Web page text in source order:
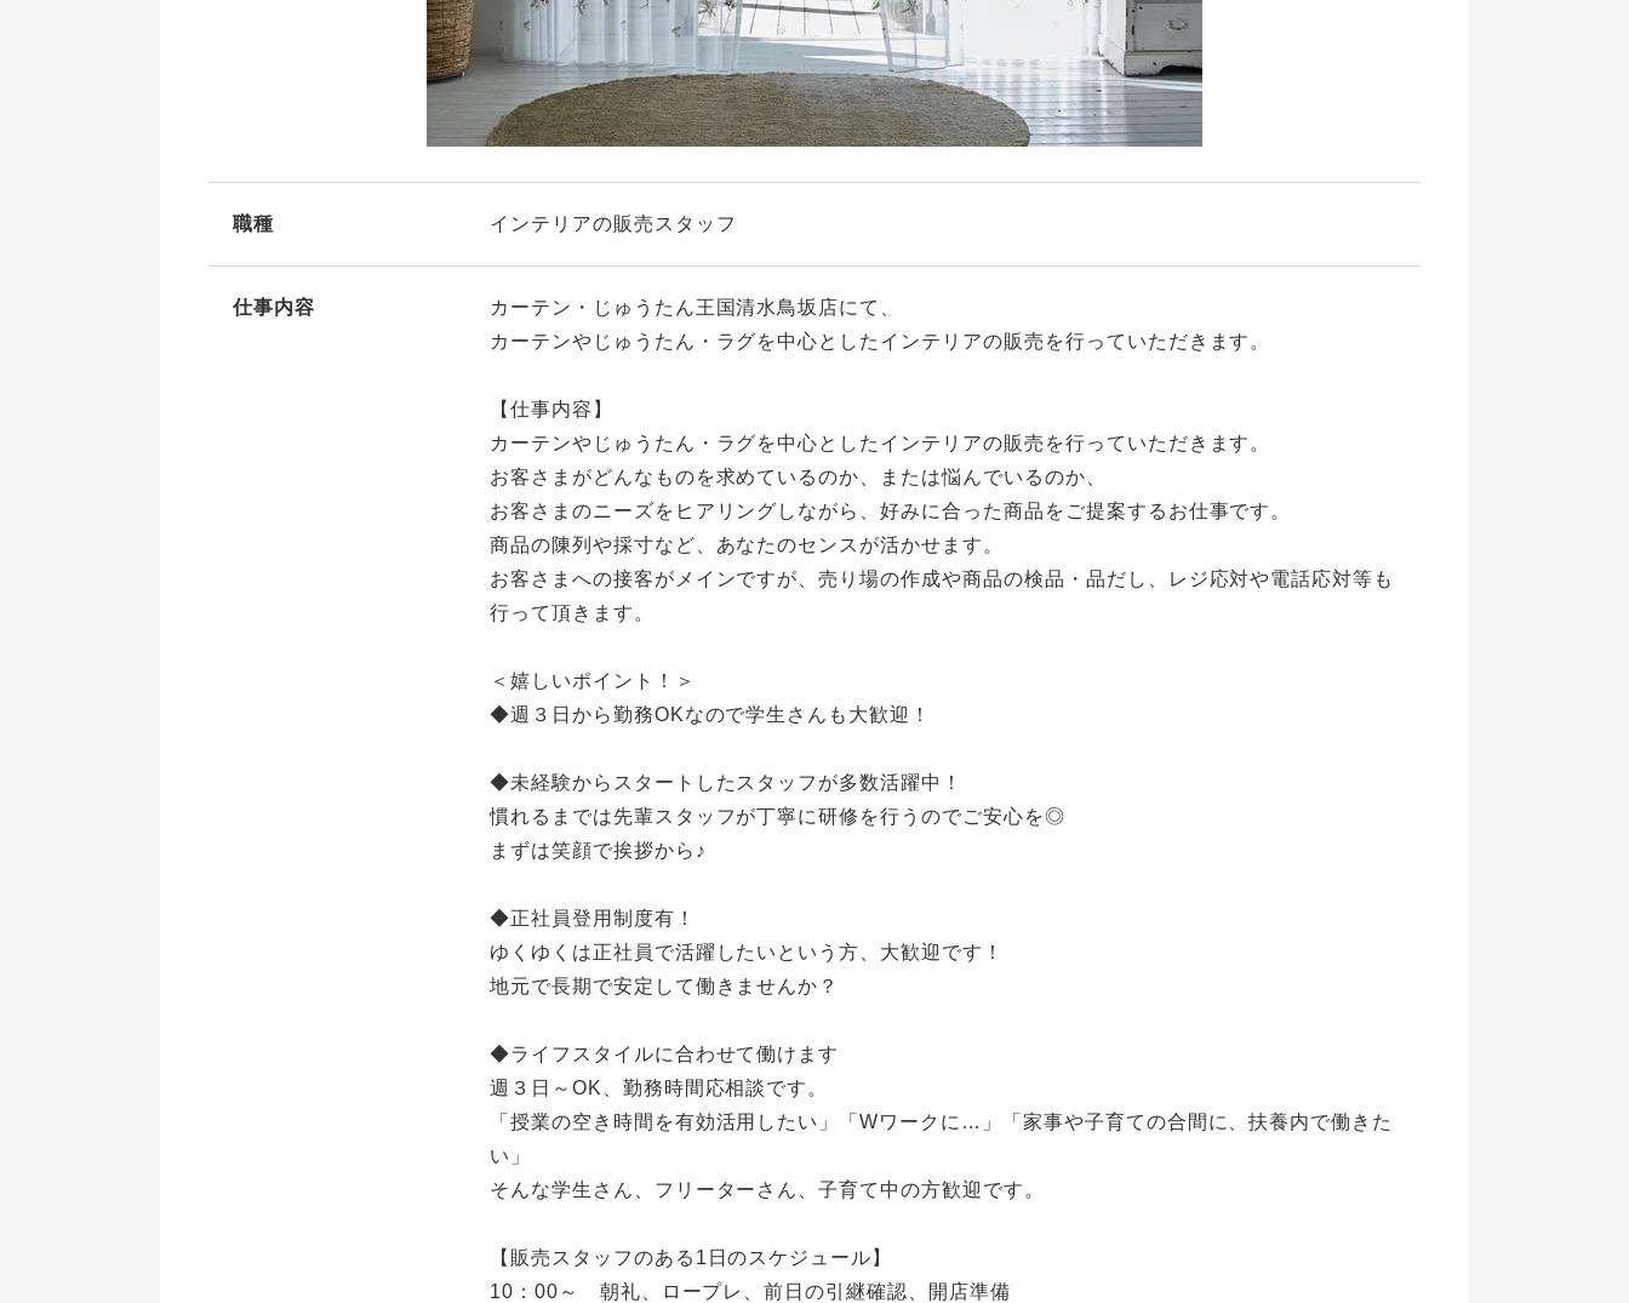
職種 インテリアの販売スタッフ
仕事内容
カーテン・じゅうたん王国清水鳥坂店にて、
カーテンやじゅうたん・ラグを中心としたインテリアの販売を行っていただきます。
【仕事内容】
カーテンやじゅうたん・ラグを中心としたインテリアの販売を行っていただきます。
お客さまがどんなものを求めているのか、または悩んでいるのか、
お客さまのニーズをヒアリングしながら、好みに合った商品をご提案するお仕事です。
商品の陳列や採寸など、あなたのセンスが活かせます。
お客さまへの接客がメインですが、売り場の作成や商品の検品・品だし、レジ応対や電話応対等も
行って頂きます。
＜嬉しいポイント！＞
◆週３日から勤務OKなので学生さんも大歓迎！
◆未経験からスタートしたスタッフが多数活躍中！
慣れるまでは先輩スタッフが丁寧に研修を行うのでご安心を◎
まずは笑顔で挨拶から♪
◆正社員登用制度有！
ゆくゆくは正社員で活躍したいという方、大歓迎です！
地元で長期で安定して働きませんか？
◆ライフスタイルに合わせて働けます
週３日～OK、勤務時間応相談です。
「授業の空き時間を有効活用したい」「Wワークに…」「家事や子育ての合間に、扶養内で働きた
い」
そんな学生さん、フリーターさん、子育て中の方歓迎です。
【販売スタッフのある1日のスケジュール】
10：00～ 朝礼、ロープレ、前日の引継確認、開店準備